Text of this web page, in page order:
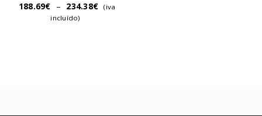
188.69€ – 234.38€
(iva
incluído)